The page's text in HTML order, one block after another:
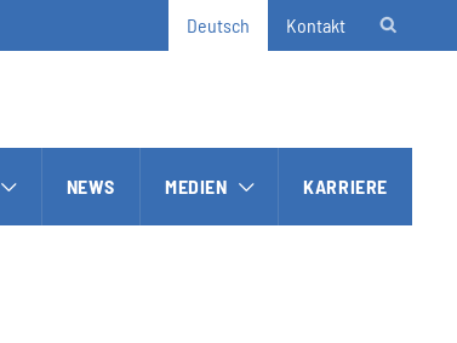
Deutsch Kontakt
NEWS MEDIEN KARRIERE